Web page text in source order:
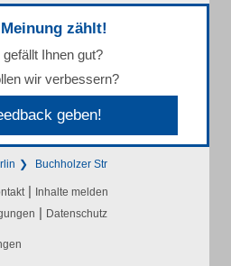
Meinung zählt!
gefällt Ihnen gut?
wir verbessern?
geben!
Buchholzer Str
| Inhalte melden
| Datenschutz